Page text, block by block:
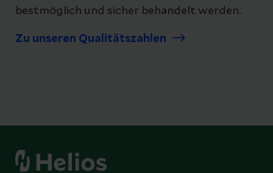
bestmöglich und sicher behandelt werden.
Zu unseren Qualitätszahlen